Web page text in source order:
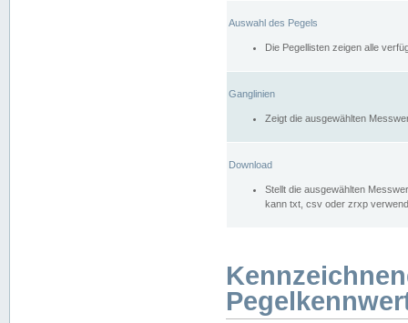
Auswahl des Pegels
Die Pegellisten zeigen alle
Ganglinien
Zeigt die ausgewählten
Download
Stellt die ausgewählten
kann txt, csv oder zrxp